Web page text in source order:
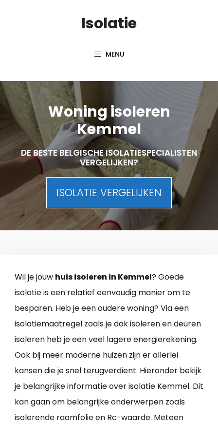
Isolatie
MENU
Woning isoleren
Kemmel
DE BESTE BELGISCHE ISOLATIESPECIALISTEN
VERGELIJKEN?
ISOLATIE VERGELIJKEN
Wil je jouw huis isoleren in Kemmel? Goede
isolatie is een relatief eenvoudig manier om te
besparen. Heb je een oudere woning? Via een
isolatiemaatregel zoals je dak isoleren en deuren
isoleren heb je een veel lagere energierekening.
Ook bij meer moderne huizen zijn er allerlei
kansen die je snel terugverdient. Hieronder bekijk
je belangrijke informatie over isolatie Kemmel. Dit
kan gaan om belangrijke onderwerpen zoals
isolerende raamfolie en Rc-waarde. Meteen